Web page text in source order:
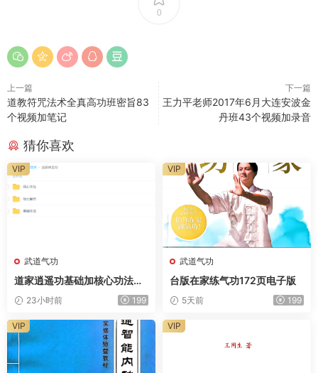
0
上一篇
道教符咒法术全真高功班密旨83
个视频加笔记
下一篇
王力平老师2017年6月大连安波金
丹班43个视频加录音
猜你喜欢
武道气功
道家逍遥功基础加核心功法视
频 23小时前 199
VIP
武道气功
台版在家练气功172页电子版
5天前 199
VIP
VIP VIP